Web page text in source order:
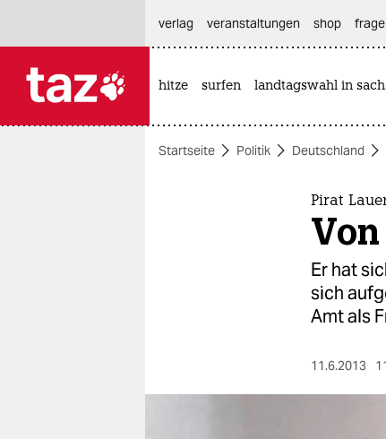
themen
verlag
veranstaltungen shop
hitze surfen landtagswahl in
Startseite Politik Deutschland
Pirat
Er hat
sich
Amt als
11.6.2013